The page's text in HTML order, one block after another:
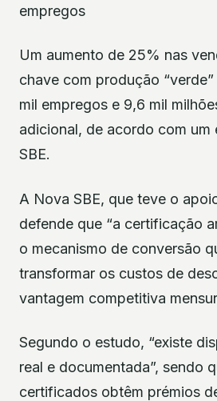
empregos
Um aumento de 25% nas
chave com produção
mil empregos e 9,6 mil
adicional, de acordo com um
SBE.
A Nova SBE, que teve o
defende que “a certificação
o mecanismo de conversão
transformar os custos de
vantagem competitiva
Segundo o estudo, “existe
real e documentada”, sendo
certificados obtêm prémios